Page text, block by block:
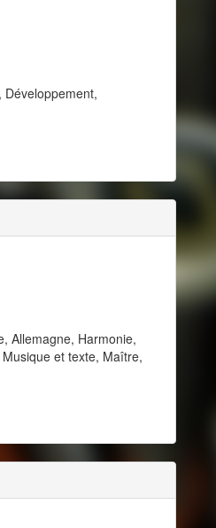
Allemagne, Harmonie,
et texte, Maître,